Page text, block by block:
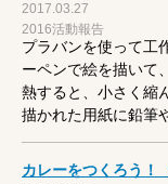
2017.03.27
2016活動報告
プラバンを使って工
ーペンで絵を描いて
熱すると、小さく縮
描かれた用紙に鉛筆
カレーをつくろう！